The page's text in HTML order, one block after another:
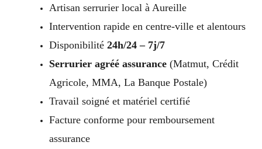
Artisan serrurier local à Aureille
Intervention rapide en centre-ville et alentours
Disponibilité 24h/24 – 7j/7
Serrurier agréé assurance(Matmut, Crédit
Agricole, MMA, La Banque Postale)
Travail soigné et matériel certifié
Facture conforme pour remboursement
assurance